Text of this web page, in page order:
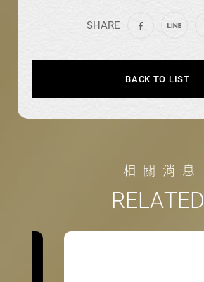
SHARE
BACK TO LIST
相 關 消 息
RELATED